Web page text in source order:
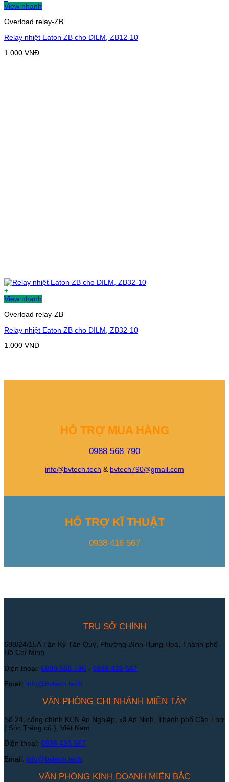
View nhanh
Overload relay-ZB
Relay nhiệt Eaton ZB cho DILM, ZB12-10
1.000 VNĐ
+
View nhanh
Overload relay-ZB
Relay nhiệt Eaton ZB cho DILM, ZB32-10
1.000 VNĐ
HỖ TRỢ MUA HÀNG
0988 568 790
info@bvtech.tech & bvtech790@gmail.com
HỖ TRỢ KĨ THUẬT
0938 416 567
TRỤ SỞ CHÍNH
688/24/15A Tân Kỳ Tân Quý, Phường Bình Hưng Hoà, Thành phố
Hồ Chí Minh
Điện thoại: 0988 568 790 - 0938 416 567
Email: info@bvtech.tech
VĂN PHÒNG CHI NHÁNH MIỀN TÂY
Số 24, cổng chính KCN An Nghiệp, xã An Ninh, Thành phố Cần Thơ
( Sóc Trăng cũ ), Việt Nam
Điện thoại: 0938 416 567
Email: info@bvtech.tech
VĂN PHÒNG KINH DOANH MIỀN BẮC